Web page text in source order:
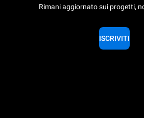
Rimani aggiornato sui progetti,
ISCRIVITI